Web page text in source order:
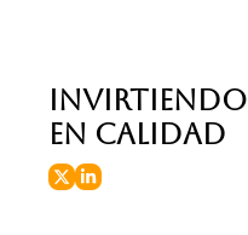
invirtiendo
en calidad